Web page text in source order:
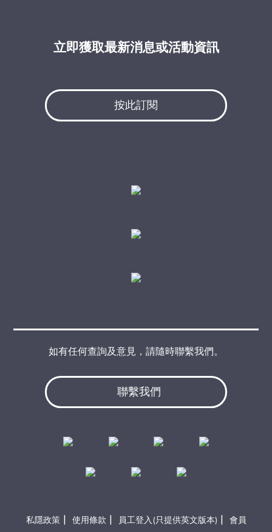
立即獲取最新消息或活動資訊
按此訂閱
聯繫我們
如有任何查詢及意見，請隨時聯繫我們。
私隱政策 | 使用條款 | 員工登入(只提供英文版本) | 會員